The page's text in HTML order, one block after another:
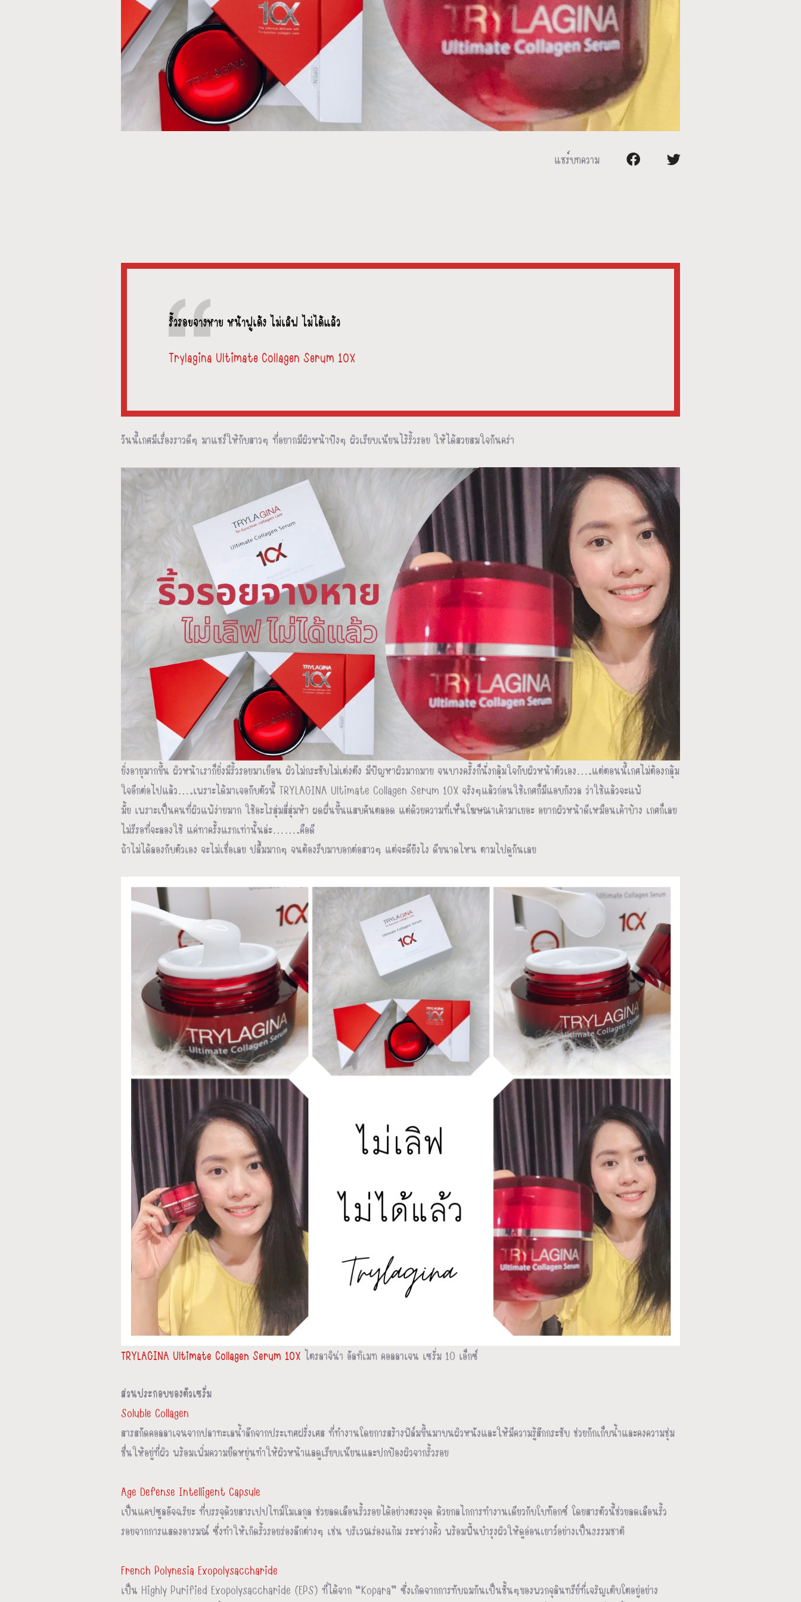
แชร์บทความ
ริ้วรอยจางหาย หน้าฟูเด้ง ไม่เลิฟ ไม่ได้แล้ว
Trylagina Ultimate Collagen Serum 10X
วันนี้เกศมีเรื่องราวดีๆ มาแชร์ให้กับสาวๆ ที่อยากมีผิวหน้าปังๆ ผิวเรียบเนียนไร้ริ้วรอย ให้ได้สวยสมใจกันคร่า
ยิ่งอายุมากขึ้น ผิวหน้าเราก็ยิ่งมีริ้วรอยมาเยือน ผิวไม่กระชับไม่เต่งตึง มีปัญหาผิวมากมาย จนบางครั้งก็นั่งกลุ้มใจกับผิวหน้าตัวเอง….แต่ตอนนี้เกศไม่ต้องกลุ้ม
ใจอีกต่อไปแล้ว….เพราะได้มาเจอกับตัวนี้ TRYLAGINA Ultimate Collagen Serum 10X จริงๆแล้วก่อนใช้เกศก็มีแอบกังวล ว่าใช้แล้วจะแพ้
มั้ย เพราะเป็นคนที่ผิวแพ้ง่ายมาก ใช้อะไรสุ่มสี่สุ่มห้า ผดผื่นขึ้นแสบคันตลอด แต่ด้วยความที่เห็นโฆษณาเค้ามาเยอะ อยากผิวหน้าดีเหมือนเค้าบ้าง เกศก็เลย
ไม่รีรอที่จะลองใช้ แค่ทาครั้งแรกเท่านั้นล่ะ…….คือดี
ถ้าไม่ได้ลองกับตัวเอง จะไม่เชื่อเลย ปลื้มมากๆ จนต้องรีบมาบอกต่อสาวๆ แต่จะดียังไง ดีขนาดไหน ตามไปดูกันเลย
TRYLAGINA Ultimate Collagen Serum 10X ไตรลาจิน่า อัลทิเมท คอลลาเจน เซรั่ม 10 เอ็กซ์
ส่วนประกอบของตัวเซรั่ม
Soluble Collagen
สารสกัดคอลลาเจนจากปลาทะเลน้ำลึกจากประเทศฝรั่งเศส ที่ทำงานโดยการสร้างฟิล์มขึ้นมาบนผิวหนังและให้มีความรู้สึกกระชับ ช่วยกักเก็บน้ำและคงความชุ่ม
ชื่นให้อยู่ที่ผิว พร้อมเพิ่มความยืดหยุ่นทำให้ผิวหน้าแลดูเรียบเนียนและปกป้องผิวจากริ้วรอย
Age Defense Intelligent Capsule
เป็นแคปซูลอัจฉริยะ ที่บรรจุด้วยสารเปปไทม์โมเลกุล ช่วยลดเลือนริ้วรอยได้อย่างตรงจุด ด้วยกลไกการทำงานเดียวกับโบท๊อกซ์ โดยสารตัวนี้ช่วยลดเลือนริ้ว
รอยจากการแสดงอารมณ์ ซึ่งทำให้เกิดริ้วรอยร่องลึกต่างๆ เช่น บริเวณร่องแก้ม ระหว่างคิ้ว พร้อมฟื้นบำรุงผิวให้ดูอ่อนเยาว์อย่างเป็นธรรมชาติ
French Polynesia Exopolysaccharide
เป็น Highly Purified Exopolysaccharide (EPS) ที่ได้จาก “Kopara” ซึ่งเกิดจากการทับถมกันเป็นชั้นๆของพวกจุลินทรีย์ที่เจริญเติบโตอยู่อย่าง